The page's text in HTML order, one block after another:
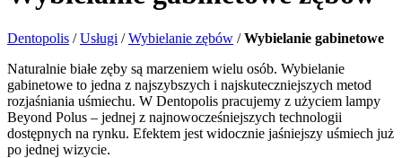
Dentopolis /Usługi /Wybielanie zębów /Wybielanie gabinetowe
Naturalnie białe zęby są marzeniem wielu osób. Wybielanie
gabinetowe to jedna z najszybszych i najskuteczniejszych metod
rozjaśniania uśmiechu. W Dentopolis pracujemy z użyciem lampy
Beyond Polus – jednej z najnowocześniejszych technologii
dostępnych na rynku. Efektem jest widocznie jaśniejszy uśmiech już
po jednej wizycie.